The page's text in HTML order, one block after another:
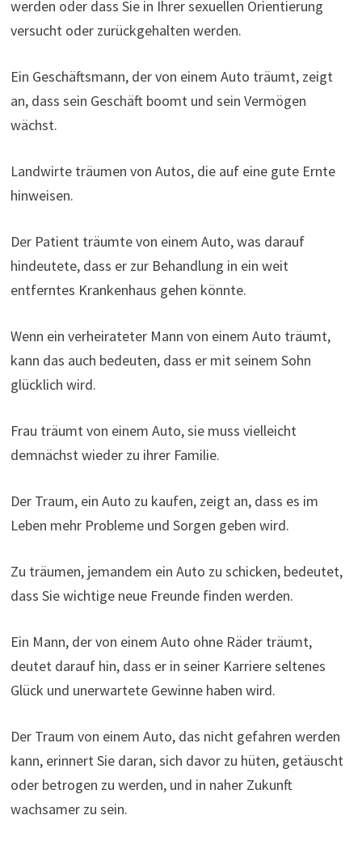
werden oder dass Sie in Ihrer sexuellen Orientierung
versucht oder zurückgehalten werden.
Ein Geschäftsmann, der von einem Auto träumt, zeigt
an, dass sein Geschäft boomt und sein Vermögen
wächst.
Landwirte träumen von Autos, die auf eine gute Ernte
hinweisen.
Der Patient träumte von einem Auto, was darauf
hindeutete, dass er zur Behandlung in ein weit
entferntes Krankenhaus gehen könnte.
Wenn ein verheirateter Mann von einem Auto träumt,
kann das auch bedeuten, dass er mit seinem Sohn
glücklich wird.
Frau träumt von einem Auto, sie muss vielleicht
demnächst wieder zu ihrer Familie.
Der Traum, ein Auto zu kaufen, zeigt an, dass es im
Leben mehr Probleme und Sorgen geben wird.
Zu träumen, jemandem ein Auto zu schicken, bedeutet,
dass Sie wichtige neue Freunde finden werden.
Ein Mann, der von einem Auto ohne Räder träumt,
deutet darauf hin, dass er in seiner Karriere seltenes
Glück und unerwartete Gewinne haben wird.
Der Traum von einem Auto, das nicht gefahren werden
kann, erinnert Sie daran, sich davor zu hüten, getäuscht
oder betrogen zu werden, und in naher Zukunft
wachsamer zu sein.